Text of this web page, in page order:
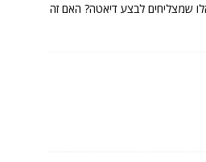
שמצליחים לבצע דיאטה? האם זה